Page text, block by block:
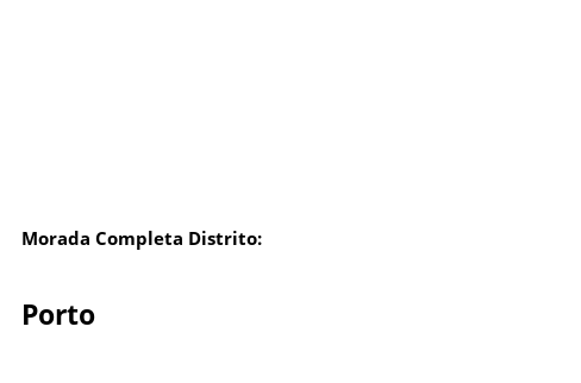
Morada Completa Distrito:
Porto